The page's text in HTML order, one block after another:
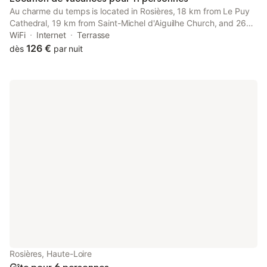
Au charme du temps is located in Rosières, 18 km from Le Puy
Cathedral, 19 km from Saint-Michel d'Aiguilhe Church, and 26
km from Puy-en-Velay Golf Club. This property offers access to
a terrace, a pool table, free private parking and free WiFi.
WiFi Internet
Terrasse
dès 126 € par nuit
Rosières, Haute-Loire